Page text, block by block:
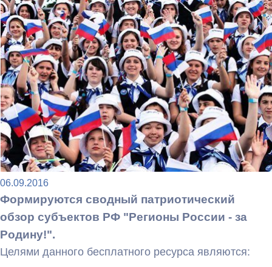
06.09.2016
Формируются cводный патриотический
обзор субъектов РФ "Регионы России - за
Родину!".
Целями данного бесплатного ресурса являются: